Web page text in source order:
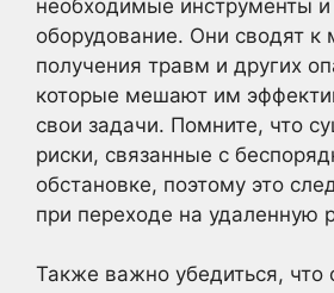
необходимые инструменты и
оборудование. Они сводят к
получения травм и других
которые мешают им
свои задачи. Помните, что
риски, связанные с
обстановке, поэтому это
при переходе на удаленную
Также важно убедиться, что